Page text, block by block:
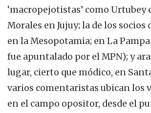
‘macropejotistas’ como Urtubey
Morales en Jujuy; la de los socios
en la Mesopotamia; en La
fue apuntalado por el MPN); y
lugar, cierto que módico, en
varios comentaristas ubican los
en el campo opositor, desde el